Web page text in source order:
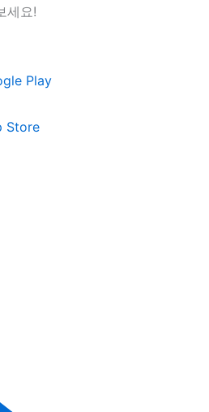
세요!
Play
Store